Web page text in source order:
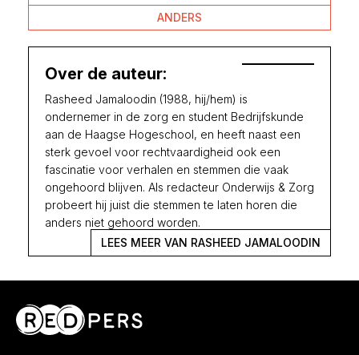
ANDERS
Over de auteur:
Rasheed Jamaloodin (1988, hij/hem) is
ondernemer in de zorg en student Bedrijfskunde
aan de Haagse Hogeschool, en heeft naast een
sterk gevoel voor rechtvaardigheid ook een
fascinatie voor verhalen en stemmen die vaak
ongehoord blijven. Als redacteur Onderwijs & Zorg
probeert hij juist die stemmen te laten horen die
anders niet gehoord worden.
LEES MEER VAN RASHEED JAMALOODIN